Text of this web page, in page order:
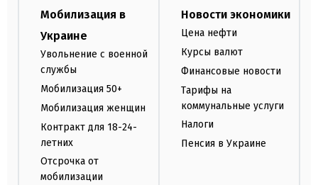
Мобилизация в
Украине
Увольнение с военной
службы
Мобилизация 50+
Мобилизация женщин
Контракт для 18-24-
летних
Отсрочка от
мобилизации
Новости экономики
Цена нефти
Курсы валют
Финансовые новости
Тарифы на
коммунальные услуги
Налоги
Пенсия в Украине